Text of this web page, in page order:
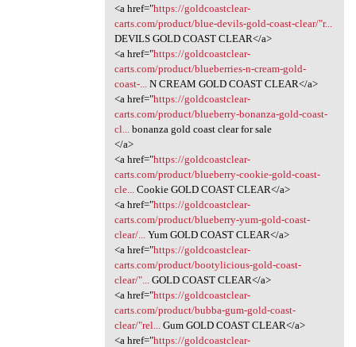
<a href="https://goldcoastclear-
carts.com/product/blue-devils-gold-coast-clear/"r...
DEVILS GOLD COAST CLEAR</a>
<a href="https://goldcoastclear-
carts.com/product/blueberries-n-cream-gold-
coast-...
N CREAM GOLD COAST CLEAR</a>
<a href="https://goldcoastclear-
carts.com/product/blueberry-bonanza-gold-coast-
cl...
bonanza gold coast clear for sale
</a>
<a href="https://goldcoastclear-
carts.com/product/blueberry-cookie-gold-coast-
cle...
Cookie GOLD COAST CLEAR</a>
<a href="https://goldcoastclear-
carts.com/product/blueberry-yum-gold-coast-
clear/...
Yum GOLD COAST CLEAR</a>
<a href="https://goldcoastclear-
carts.com/product/bootylicious-gold-coast-
clear/"...
GOLD COAST CLEAR</a>
<a href="https://goldcoastclear-
carts.com/product/bubba-gum-gold-coast-
clear/"rel...
Gum GOLD COAST CLEAR</a>
<a href="https://goldcoastclear-